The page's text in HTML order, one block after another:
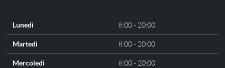
Lunedì 8:00 - 20:00
Martedì 8:00 - 20:00
Mercoledì 8:00 - 20:00